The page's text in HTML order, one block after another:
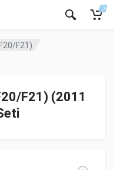
0
F21)
F21) (2011